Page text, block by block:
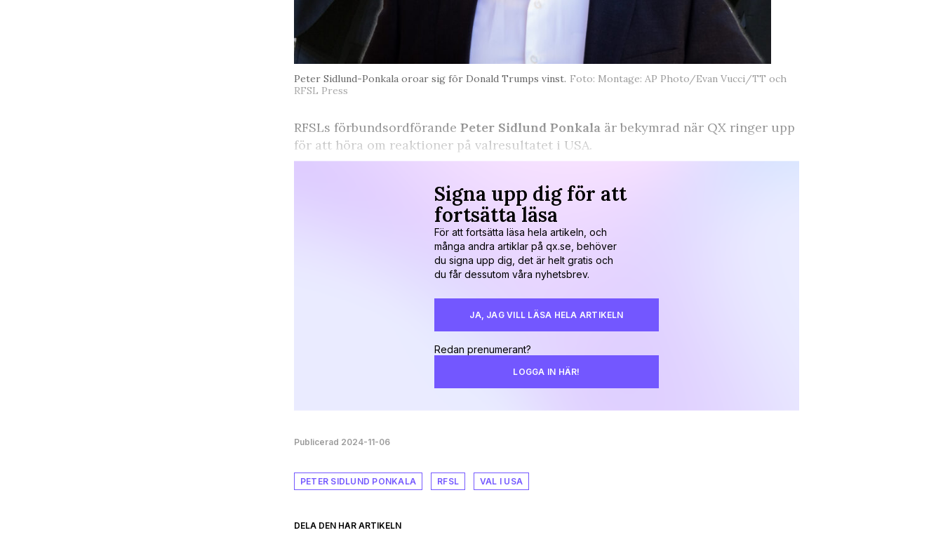
Peter Sidlund-Ponkala oroar sig för Donald Trumps vinst. Foto: Montage: AP Photo/Evan Vucci/TT och
RFSL Press
RFSLs förbundsordförande Peter Sidlund Ponkala är bekymrad när QX ringer upp
för att höra om reaktioner på valresultatet i USA.
Signa upp dig för att
fortsätta läsa
För att fortsätta läsa hela artikeln, och
många andra artiklar på qx.se, behöver
du signa upp dig, det är helt gratis och
du får dessutom våra nyhetsbrev.
JA, JAG VILL LÄSA HELA ARTIKELN
Redan prenumerant?
LOGGA IN HÄR!
Publicerad 2024-11-06
PETER SIDLUND PONKALA RFSL VAL I USA
DELA DEN HÄR ARTIKELN